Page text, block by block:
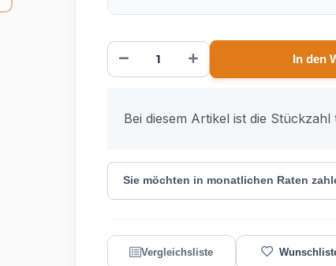
In den
Bei diesem Artikel ist die
Sie möchten in monatlichen Raten